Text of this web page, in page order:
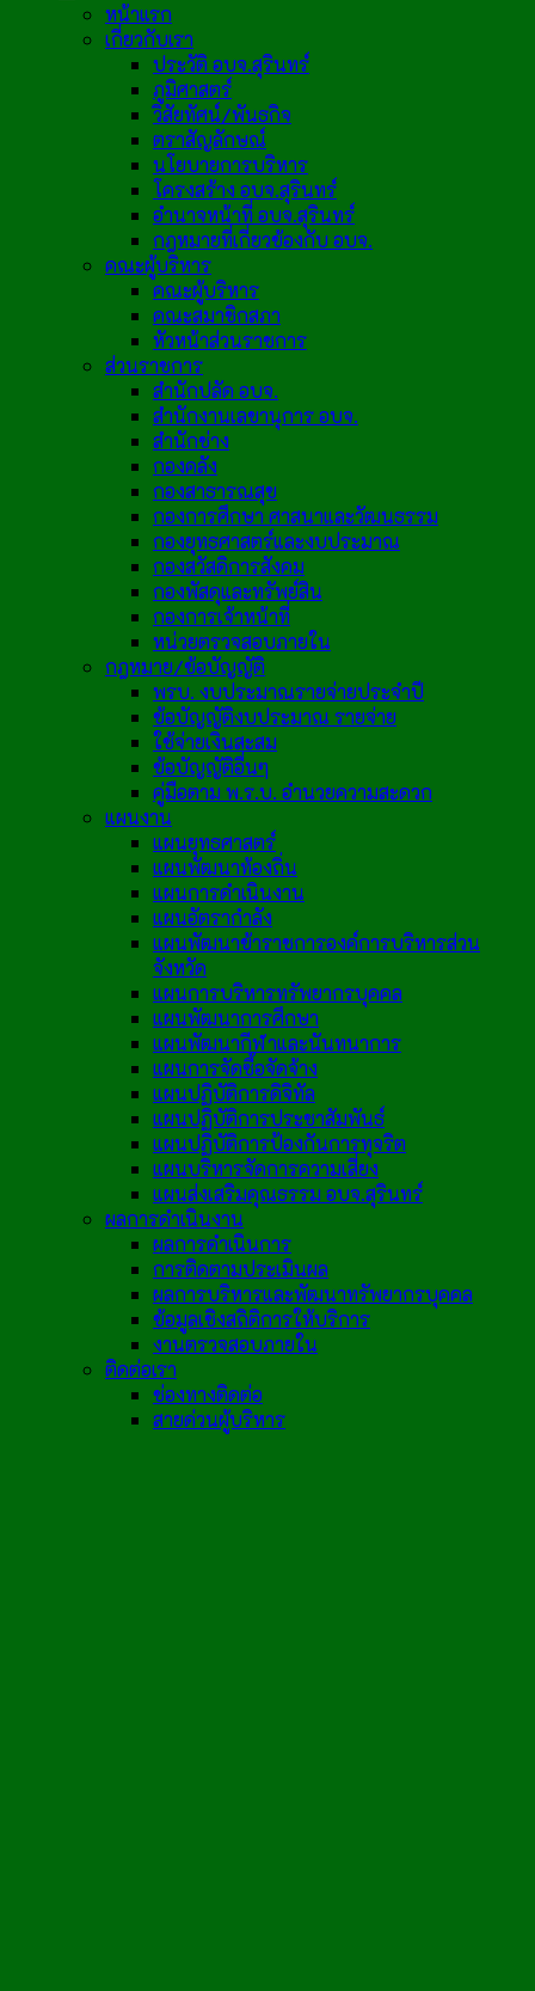
หน้าแรก
เกี่ยวกับเรา
ประวัติ อบจ.สุรินทร์
ภูมิศาสตร์
วิสัยทัศน์/พันธกิจ
ตราสัญลักษณ์
นโยบายการบริหาร
โครงสร้าง อบจ.สุรินทร์
อำนาจหน้าที่ อบจ.สุรินทร์
กฎหมายที่เกี่ยวข้องกับ อบจ.
คณะผู้บริหาร
คณะผู้บริหาร
คณะสมาชิกสภา
หัวหน้าส่วนราชการ
ส่วนราชการ
สำนักปลัด อบจ.
สำนักงานเลขานุการ อบจ.
สำนักช่าง
กองคลัง
กองสาธารณสุข
กองการศึกษา ศาสนาและวัฒนธรรม
กองยุทธศาสตร์และงบประมาณ
กองสวัสดิการสังคม
กองพัสดุและทรัพย์สิน
กองการเจ้าหน้าที่
หน่วยตรวจสอบภายใน
กฎหมาย/ข้อบัญญัติ
พรบ. งบประมาณรายจ่ายประจำปี
ข้อบัญญัติงบประมาณ รายจ่าย
ใช้จ่ายเงินสะสม
ข้อบัญญัติอื่นๆ
คู่มือตาม พ.ร.บ. อำนวยความสะดวก
แผนงาน
แผนยุทธศาสตร์
แผนพัฒนาท้องถิ่น
แผนการดำเนินงาน
แผนอัตรากำลัง
แผนพัฒนาข้าราชการองค์การบริหารส่วน
จังหวัด
แผนการบริหารทรัพยากรบุคคล
แผนพัฒนาการศึกษา
แผนพัฒนากีฬาและนันทนาการ
แผนการจัดซื้อจัดจ้าง
แผนปฏิบัติการดิจิทัล
แผนปฏิบัติการประชาสัมพันธ์
แผนปฏิบัติการป้องกันการทุจริต
แผนบริหารจัดการความเสี่ยง
แผนส่งเสริมคุณธรรม อบจ.สุรินทร์
ผลการดำเนินงาน
ผลการดำเนินการ
การติดตามประเมินผล
ผลการบริหารและพัฒนาทรัพยากรบุคคล
ข้อมูลเชิงสถิติการให้บริการ
งานตรวจสอบภายใน
ติดต่อเรา
ช่องทางติดต่อ
สายด่วนผู้บริหาร